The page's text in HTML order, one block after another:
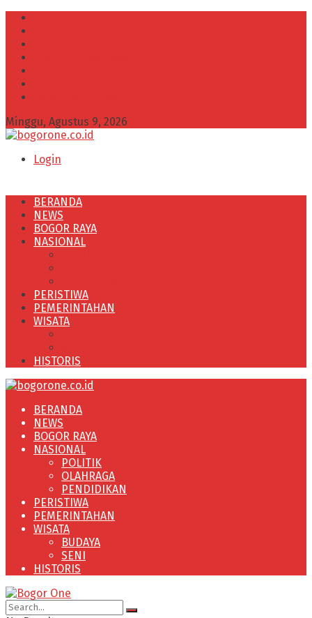
Minggu, Agustus 9, 2026
Login
BERANDA
NEWS
BOGOR RAYA
NASIONAL
PERISTIWA
PEMERINTAHAN
WISATA
HISTORIS
BERANDA
NEWS
BOGOR RAYA
NASIONAL
POLITIK
OLAHRAGA
PENDIDIKAN
PERISTIWA
PEMERINTAHAN
WISATA
BUDAYA
SENI
HISTORIS